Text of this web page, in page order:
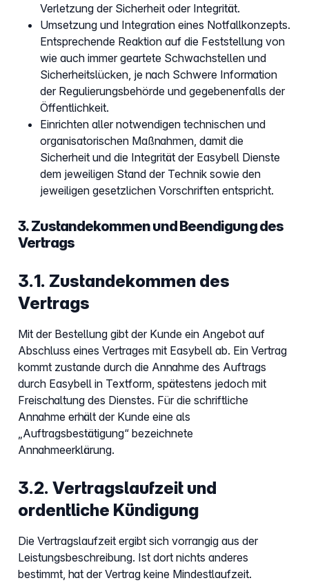
Verletzung der Sicherheit oder Integrität.
Umsetzung und Integration eines Notfallkonzepts.
Entsprechende Reaktion auf die Feststellung von
wie auch immer geartete Schwachstellen und
Sicherheitslücken, je nach Schwere Information
der Regulierungsbehörde und gegebenenfalls der
Öffentlichkeit.
Einrichten aller notwendigen technischen und
organisatorischen Maßnahmen, damit die
Sicherheit und die Integrität der Easybell Dienste
dem jeweiligen Stand der Technik sowie den
jeweiligen gesetzlichen Vorschriften entspricht.
3. Zustandekommen und Beendigung des
Vertrags
3.1. Zustandekommen des
Vertrags
Mit der Bestellung gibt der Kunde ein Angebot auf
Abschluss eines Vertrages mit Easybell ab. Ein Vertrag
kommt zustande durch die Annahme des Auftrags
durch Easybell in Textform, spätestens jedoch mit
Freischaltung des Dienstes. Für die schriftliche
Annahme erhält der Kunde eine als
„Auftragsbestätigung“ bezeichnete
Annahmeerklärung.
3.2. Vertragslaufzeit und
ordentliche Kündigung
Die Vertragslaufzeit ergibt sich vorrangig aus der
Leistungsbeschreibung. Ist dort nichts anderes
bestimmt, hat der Vertrag keine Mindestlaufzeit.